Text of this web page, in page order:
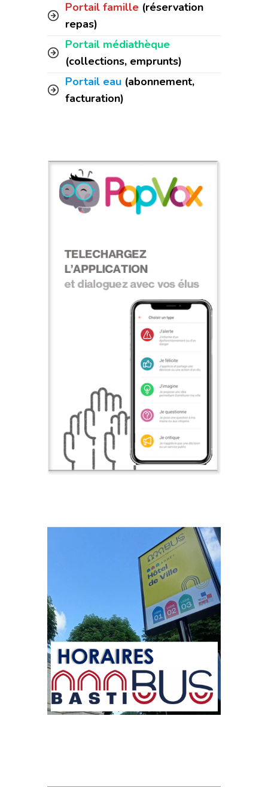
Portail famille (réservation
repas)
Portail médiathèque
(collections, emprunts)
Portail eau (abonnement,
facturation)